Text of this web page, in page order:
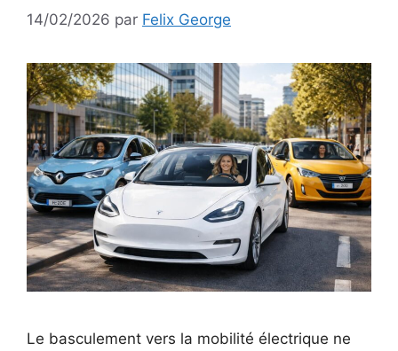
14/02/2026 par Felix George
Le basculement vers la mobilité électrique ne